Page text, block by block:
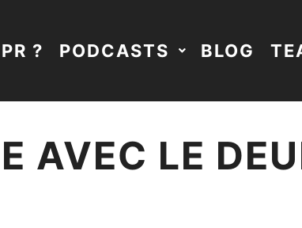
? PODCASTS BLOG
AVEC LE